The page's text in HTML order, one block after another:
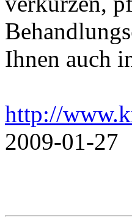
Ihnen auch
http://
2009-01-27